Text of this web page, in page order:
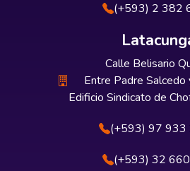
(+593) 2 382
Calle Belisario
Entre Padre Salcedo
Edificio Sindicato de
(+593) 97 933
(+593) 32